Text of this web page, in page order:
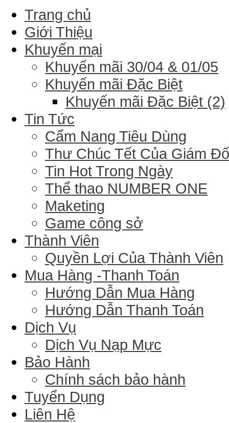
Trang chủ
Giới Thiệu
Khuyến mại
Khuyến mãi 30/04 & 01/05
Khuyến mãi Đặc Biệt
Khuyến mãi Đặc Biệt (2)
Tin Tức
Cẩm Nang Tiêu Dùng
Thư Chúc Tết Của Giám
Tin Hot Trong Ngày
Thể thao NUMBER ONE
Maketing
Game công sở
Thành Viên
Quyền Lợi Của Thành Viên
Mua Hàng -Thanh Toán
Hướng Dẫn Mua Hàng
Hướng Dẫn Thanh Toán
Dịch Vụ
Dịch Vụ Nạp Mực
Bảo Hành
Chính sách bảo hành
Tuyển Dụng
Liên Hệ